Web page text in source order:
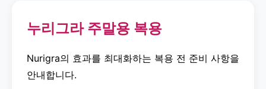
누리그라 주말용 복용
Nurigra의 효과를 최대화하는 복용 전 준비 사항을
안내합니다.